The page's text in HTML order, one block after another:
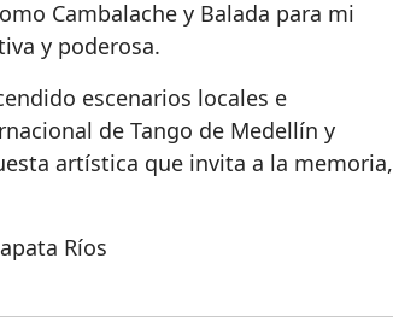
Cambalache y Balada para mi
y poderosa.
escenarios locales e
de Tango de Medellín y
artística que invita a la memoria,
Ríos